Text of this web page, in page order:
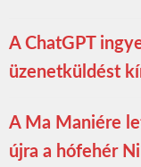
A ChatGPT
üzenetküldést
A Ma Maniére
újra a hófehér